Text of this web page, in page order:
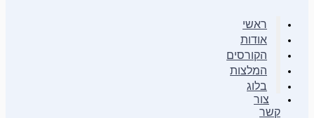
ראשי
אודות
הקורסים
המלצות
בלוג
צור
קשר